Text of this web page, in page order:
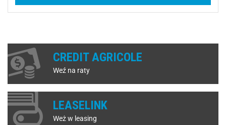
CREDIT AGRICOLE
Weź na raty
LEASELINK
Weż w leasing